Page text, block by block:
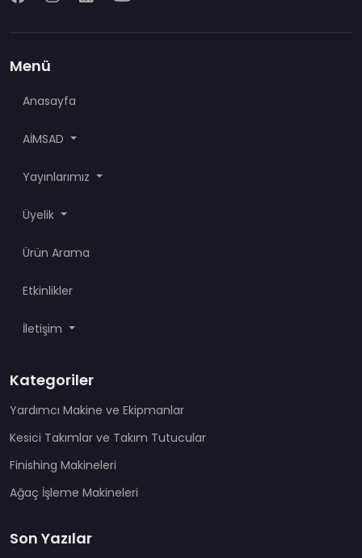
Menü
Anasayfa
AİMSAD
Yayınlarımız
Üyelik
Ürün Arama
Etkinlikler
İletişim
Kategoriler
Yardımcı Makine ve Ekipmanlar
Kesici Takımlar ve Takım Tutucular
Finishing Makineleri
Ağaç İşleme Makineleri
Son Yazılar